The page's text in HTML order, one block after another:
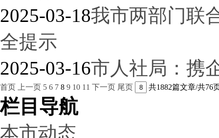
2025-03-18我市两部门联
全提示
2025-03-16市人社局：携
首页 上一页 5 6 7 8 9 10 11 下一页 尾页 共1882篇文章/共76
栏目导航
本市动态